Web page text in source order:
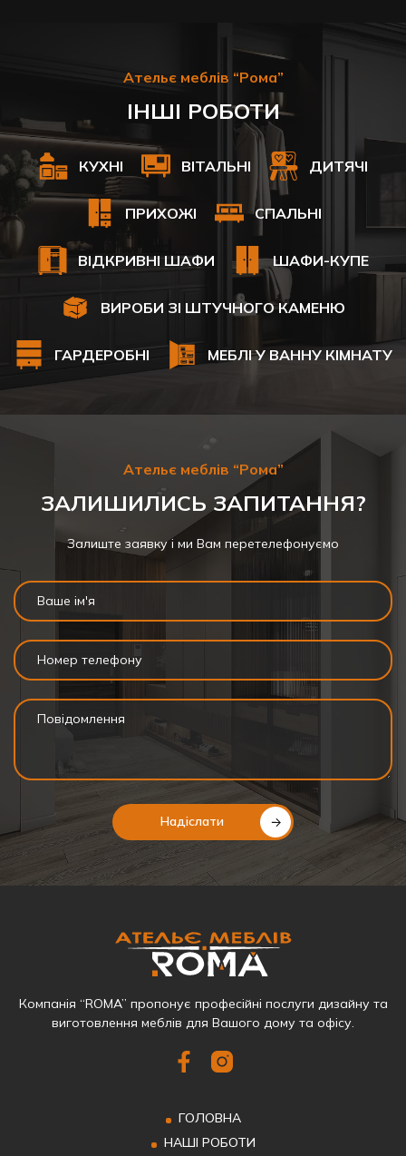
Ательє меблів “Рома”
ІНШІ РОБОТИ
КУХНІ ВІТАЛЬНІ ДИТЯЧІ
ПРИХОЖІ СПАЛЬНІ
ВІДКРИВНІ ШАФИ ШАФИ-КУПЕ
ВИРОБИ ЗІ ШТУЧНОГО КАМЕНЮ
ГАРДЕРОБНІ МЕБЛІ У ВАННУ КІМНАТУ
Ательє меблів “Рома”
ЗАЛИШИЛИСЬ ЗАПИТАННЯ?
Залиште заявку і ми Вам перетелефонуємо
Надіслати
Компанія “ROMA” пропонує професійні послуги дизайну та
виготовлення меблів для Вашого дому та офісу.
ГОЛОВНА
НАШІ РОБОТИ